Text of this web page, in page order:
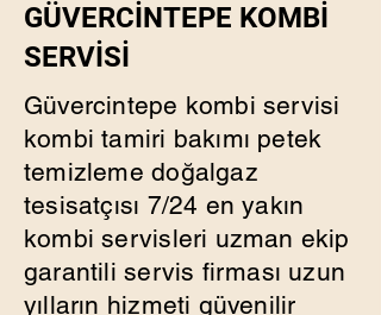
GÜVERCİNTEPE KOMBİ
SERVİSİ
Güvercintepe kombi servisi
kombi tamiri bakımı petek
temizleme doğalgaz
tesisatçısı 7/24 en yakın
kombi servisleri uzman ekip
garantili servis firması uzun
yılların hizmeti güvenilir